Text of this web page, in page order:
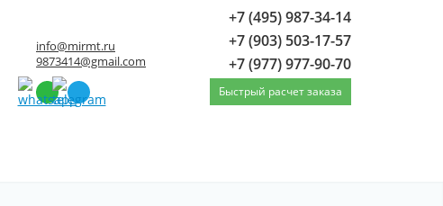
info@mirmt.ru
9873414@gmail.com
+7 (495) 987-34-14
+7 (903) 503-17-57
+7 (977) 977-90-70
Быстрый расчет заказа